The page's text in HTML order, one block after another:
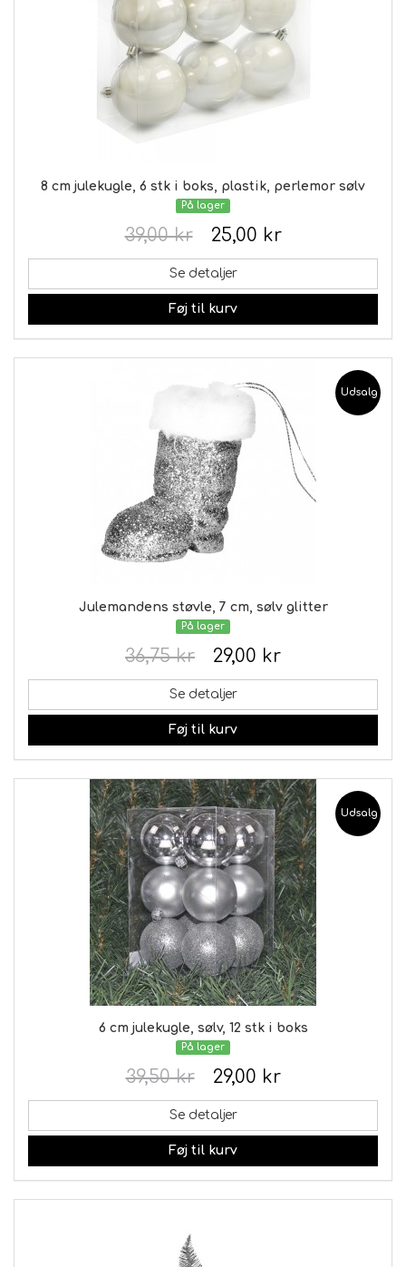
8 cm julekugle, 6 stk i boks, plastik, perlemor sølv
På lager
25,00 kr
39,00 kr
Se detaljer
Føj til kurv
Udsalg
Julemandens støvle, 7 cm, sølv glitter
På lager
29,00 kr
36,75 kr
Se detaljer
Føj til kurv
Udsalg
6 cm julekugle, sølv, 12 stk i boks
På lager
29,00 kr
39,50 kr
Se detaljer
Føj til kurv